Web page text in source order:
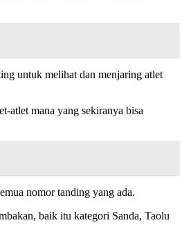
untuk melihat dan menjaring atlet
atlet mana yang sekiranya bisa
nomor tanding yang ada.
baik itu kategori Sanda, Taolu